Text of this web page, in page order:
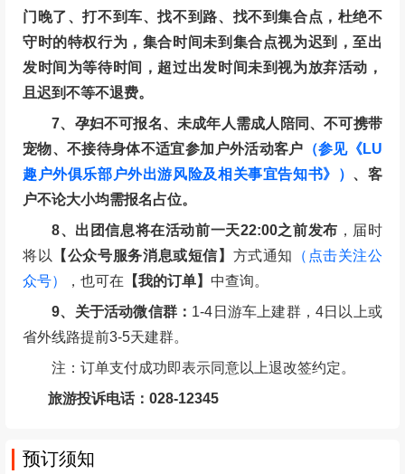
门晚了、打不到车、找不到路、找不到集合点，杜绝不
守时的特权行为，集合时间未到集合点视为迟到，至出
发时间为等待时间，超过出发时间未到视为放弃活动，
且迟到不等不退费。
7、孕妇不可报名、未成年人需成人陪同、不可携带
宠物、不接待身体不适宜参加户外活动客户 （参见《LU
趣户外俱乐部户外出游风险及相关事宜告知书》） 、客
户不论大小均需报名占位。
8、出团信息将在活动前一天22:00之前发布 ，届时
将以
【公众号服务消息或短信】 方式通知
（点击关注公
众号）
，也可在 【我的订单】 中查询。
9、关于活动微信群： 1-4日游车上建群，4日以上或
省外线路提前3-5天建群。
注：订单支付成功即表示同意以上退改签约定。
旅游投诉电话：028-12345
预订须知